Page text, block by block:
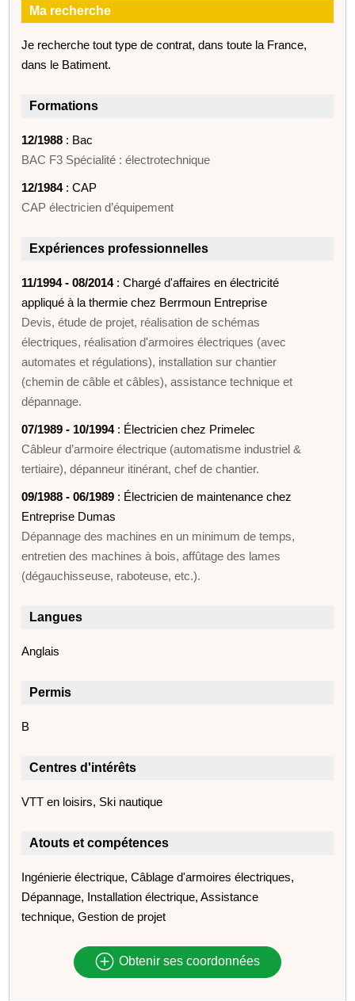
Ma recherche
Je recherche tout type de contrat, dans toute la France,
dans le Batiment.
Formations
12/1988 : Bac
BAC F3 Spécialité : électrotechnique
12/1984: CAP
CAP électricien d’équipement
Expériences professionnelles
11/1994 - 08/2014: Chargé d'affaires en électricité
appliqué à la thermie chez Berrmoun Entreprise
Devis, étude de projet, réalisation de schémas
électriques, réalisation d'armoires électriques (avec
automates et régulations), installation sur chantier
(chemin de câble et câbles), assistance technique et
dépannage.
07/1989 - 10/1994: Électricien chez Primelec
Câbleur d’armoire électrique (automatisme industriel &
tertiaire), dépanneur itinérant, chef de chantier.
09/1988 - 06/1989 : Électricien de maintenance chez
Entreprise Dumas
Dépannage des machines en un minimum de temps,
entretien des machines à bois, affûtage des lames
(dégauchisseuse, raboteuse, etc.).
Langues
Anglais
Permis
B
Centres d'intérêts
VTT en loisirs, Ski nautique
Atouts et compétences
Ingénierie électrique, Câblage d'armoires électriques,
Dépannage, Installation électrique, Assistance
technique, Gestion de projet
Obtenir ses coordonnées